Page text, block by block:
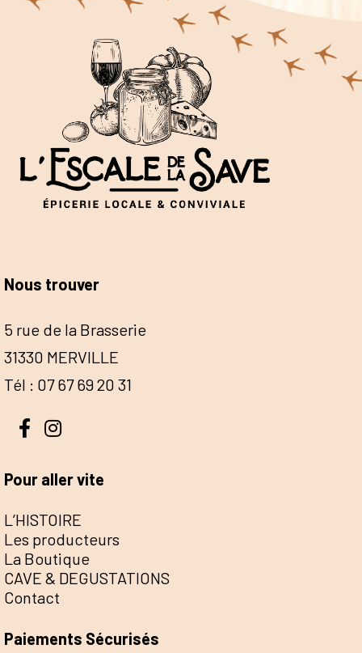
Nous trouver
5 rue de la Brasserie
31330 MERVILLE
Tél : 07 67 69 20 31
Pour aller vite
L’HISTOIRE
Les producteurs
La Boutique
CAVE & DEGUSTATIONS
Contact
Paiements Sécurisés